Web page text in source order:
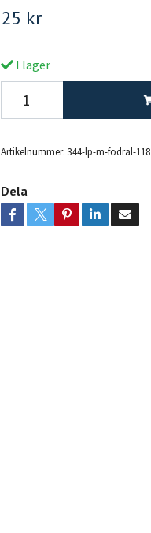
25 kr
I lager
Artikelnummer: 344-lp-m-fodral-118
Dela